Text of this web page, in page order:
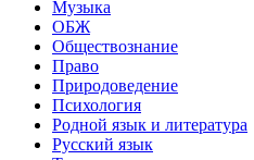
Музыка
ОБЖ
Обществознание
Право
Природоведение
Психология
Родной язык и литература
Русский язык